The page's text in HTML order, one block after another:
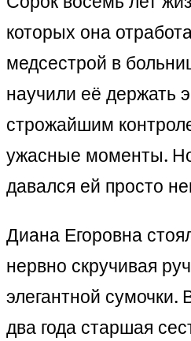
которых она
медсестрой в
научили её держать
строжайшим
ужасные моменты. Но
давался ей просто
Диана Егоровна
нервно скручивая
элегантной сумочки.
два года старшая